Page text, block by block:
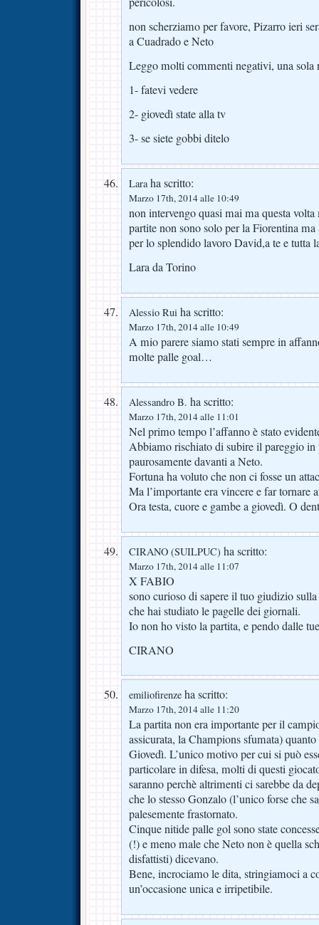
non scherziamo per favore, Pizarro ieri
a Cuadrado e Neto
Leggo molti commenti negativi, una sola
1- fatevi vedere
2- giovedì state alla tv
3- se siete gobbi ditelo
Laraha scritto:
Marzo 17th, 2014 alle 10:49
non intervengo quasi mai ma questa
partite non sono solo per la Fiorentina
per lo splendido lavoro David,a te e tutta
Lara da Torino
Alessio Rui ha scritto:
Marzo 17th, 2014 alle 10:49
A mio parere siamo stati sempre in
molte palle goal…
Alessandro B. ha scritto:
Marzo 17th, 2014 alle 11:01
Nel primo tempo l’affanno è stato
Abbiamo rischiato di subire il pareggio
paurosamente davanti a Neto.
Fortuna ha voluto che non ci fosse un
Ma l’importante era vincere e far tornare
Ora testa, cuore e gambe a giovedì. O
CIRANO (SUILPUC) ha scritto:
Marzo 17th, 2014 alle 11:07
X FABIO
sono curioso di sapere il tuo giudizio
che hai studiato le pagelle dei giornali.
Io non ho visto la partita, e pendo dalle
CIRANO
emiliofirenze ha scritto:
Marzo 17th, 2014 alle 11:20
La partita non era importante per il
assicurata, la Champions sfumata)
Giovedì. L’unico motivo per cui si può
particolare in difesa, molti di questi
saranno perchè altrimenti ci sarebbe da
che lo stesso Gonzalo (l’unico forse che
palesemente frastornato.
Cinque nitide palle gol sono state
(!) e meno male che Neto non è quella
disfattisti) dicevano.
Bene, incrociamo le dita, stringiamoci a
un’occasione unica e irripetibile.